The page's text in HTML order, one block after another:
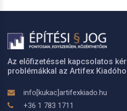
Az előfizetéssel kapcsolatos
problémákkal az Artifex
info[kukac]artifexkiado.hu
+36 1 783 1711